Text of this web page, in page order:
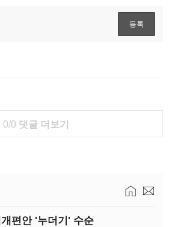
0/0 댓글 더보기
편안 '누더기' 수순